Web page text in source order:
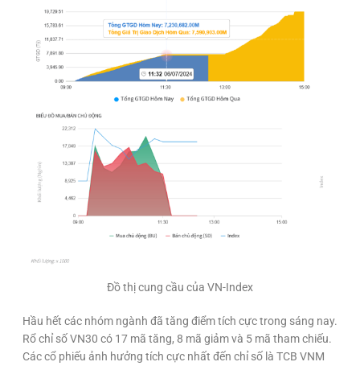
Đồ thị cung cầu của VN-Index
Hầu hết các nhóm ngành đã tăng điểm tích cực trong sáng nay.
Rổ chỉ số VN30 có 17 mã tăng, 8 mã giảm và 5 mã tham chiếu.
Các cổ phiếu ảnh hưởng tích cực nhất đến chỉ số là TCB VNM